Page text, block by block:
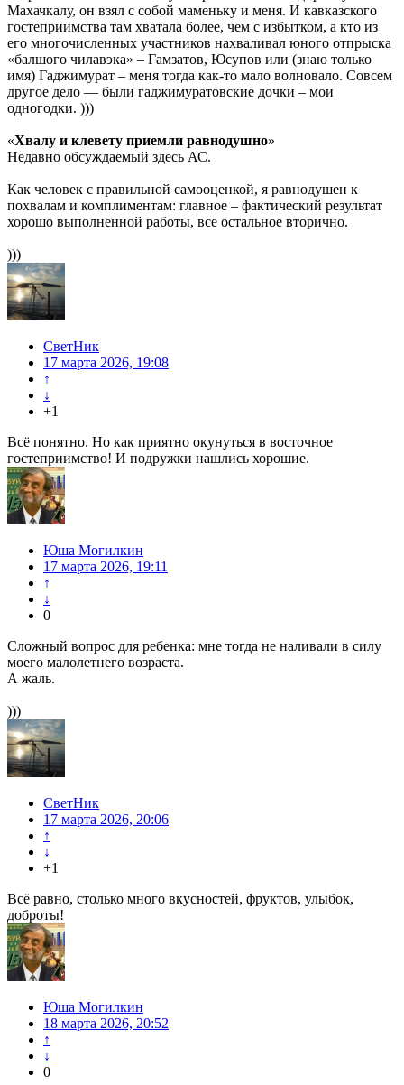
Махачкалу, он взял с собой маменьку и меня. И кавказского
гостеприимства там хватала более, чем с избытком, а кто из
его многочисленных участников нахваливал юного отпрыска
«балшого чилавэка» – Гамзатов, Юсупов или (знаю только
имя) Гаджимурат – меня тогда как-то мало волновало. Совсем
другое дело — были гаджимуратовские дочки – мои
одногодки. )))
«Хвалу и клевету приемли равнодушно»
Недавно обсуждаемый здесь АС.
Как человек с правильной самооценкой, я равнодушен к
похвалам и комплиментам: главное – фактический результат
хорошо выполненной работы, все остальное вторично.
)))
СветНик
17 марта 2026, 19:08
↑
↓
+1
Всё понятно. Но как приятно окунуться в восточное
гостеприимство! И подружки нашлись хорошие.
Юша Могилкин
17 марта 2026, 19:11
↑
↓
0
Сложный вопрос для ребенка: мне тогда не наливали в силу
моего малолетнего возраста.
А жаль.
)))
СветНик
17 марта 2026, 20:06
↑
↓
+1
Всё равно, столько много вкусностей, фруктов, улыбок,
доброты!
Юша Могилкин
18 марта 2026, 20:52
↑
↓
0